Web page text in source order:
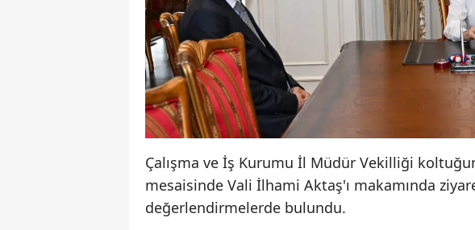
Çalışma ve İş Kurumu İl Müdür Vekilliği
mesaisinde Vali İlhami Aktaş'ı makamında
değerlendirmelerde bulundu.